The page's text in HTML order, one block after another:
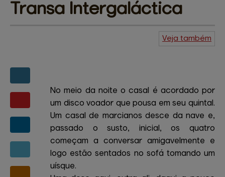
Transa Intergaláctica
Veja também
No meio da noite o casal é acordado por
um disco voador que pousa em seu quintal.
Um casal de marcianos desce da nave e,
passado o susto, inicial, os quatro
começam a conversar amigavelmente e
logo estão sentados no sofá tomando um
uísque.